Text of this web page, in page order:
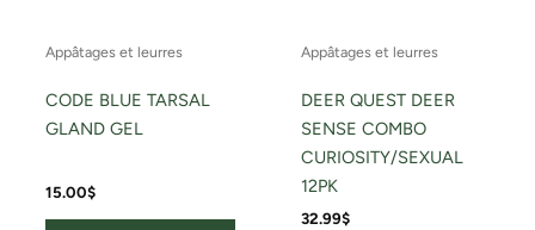
Appâtages et leurres
CODE BLUE TARSAL
GLAND GEL
15.00$
Appâtages et leurres
DEER QUEST DEER
SENSE COMBO
CURIOSITY/SEXUAL
12PK
32.99$